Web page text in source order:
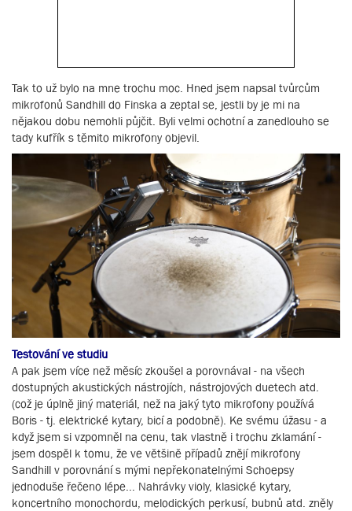
Tak to už bylo na mne trochu moc. Hned jsem napsal tvůrcům
mikrofonů Sandhill do Finska a zeptal se, jestli by je mi na
nějakou dobu nemohli půjčit. Byli velmi ochotní a zanedlouho se
tady kufřík s těmito mikrofony objevil.
Testování ve studiu
A pak jsem více než měsíc zkoušel a porovnával - na všech
dostupných akustických nástrojích, nástrojových duetech atd.
(což je úplně jiný materiál, než na jaký tyto mikrofony používá
Boris - tj. elektrické kytary, bicí a podobně). Ke svému úžasu - a
když jsem si vzpomněl na cenu, tak vlastně i trochu zklamání -
jsem dospěl k tomu, že ve většině případů znějí mikrofony
Sandhill v porovnání s mými nepřekonatelnými Schoepsy
jednoduše řečeno lépe... Nahrávky violy, klasické kytary,
koncertního monochordu, melodických perkusí, bubnů atd. zněly